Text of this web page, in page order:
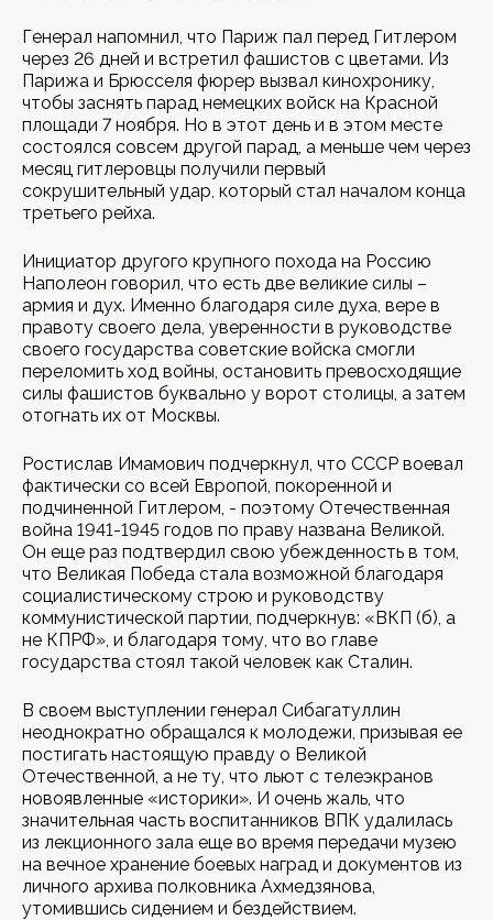
Генерал напомнил, что Париж пал перед Гитлером
через 26 дней и встретил фашистов с цветами. Из
Парижа и Брюсселя фюрер вызвал кинохронику,
чтобы заснять парад немецких войск на Красной
площади 7 ноября. Но в этот день и в этом месте
состоялся совсем другой парад, а меньше чем через
месяц гитлеровцы получили первый
сокрушительный удар, который стал началом конца
третьего рейха.
Инициатор другого крупного похода на Россию
Наполеон говорил, что есть две великие силы –
армия и дух. Именно благодаря силе духа, вере в
правоту своего дела, уверенности в руководстве
своего государства советские войска смогли
переломить ход войны, остановить превосходящие
силы фашистов буквально у ворот столицы, а затем
отогнать их от Москвы.
Ростислав Имамович подчеркнул, что СССР воевал
фактически со всей Европой, покоренной и
подчиненной Гитлером, - поэтому Отечественная
война 1941-1945 годов по праву названа Великой.
Он еще раз подтвердил свою убежденность в том,
что Великая Победа стала возможной благодаря
социалистическому строю и руководству
коммунистической партии, подчеркнув: «ВКП (б), а
не КПРФ», и благодаря тому, что во главе
государства стоял такой человек как Сталин.
В своем выступлении генерал Сибагатуллин
неоднократно обращался к молодежи, призывая ее
постигать настоящую правду о Великой
Отечественной, а не ту, что льют с телеэкранов
новоявленные «историки». И очень жаль, что
значительная часть воспитанников ВПК удалилась
из лекционного зала еще во время передачи музею
на вечное хранение боевых наград и документов из
личного архива полковника Ахмедзянова,
утомившись сидением и бездействием.